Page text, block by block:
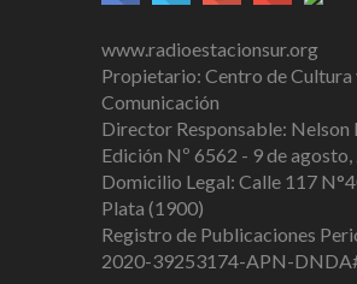
www.radioestacionsur.org
Propietario: Centro de Cultura
Comunicación
Director Responsable: Nelson
Edición Nº 6562 - 9 de agosto,
Domicilio Legal: Calle 117
Plata (1900)
Registro de Publicaciones
2020-39253174-APN-